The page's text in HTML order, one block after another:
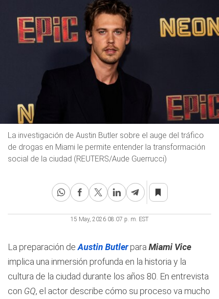
La investigación de Austin Butler sobre el auge del tráfico
de drogas en Miami le permite entender la transformación
social de la ciudad (REUTERS/Aude Guerrucci)
15 May, 2026 08:07 p. m. EST
La preparación deAustin Butler para Miami Vice
implica una inmersión profunda en la historia y la
cultura de la ciudad durante los años 80. En entrevista
con GQ, el actor describe cómo su proceso va mucho